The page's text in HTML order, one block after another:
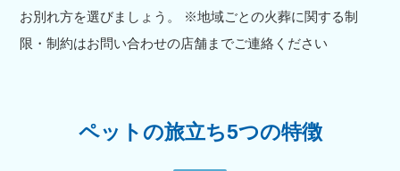
お別れ方を選びましょう。 ※地域ごとの火葬に関する制
限・制約はお問い合わせの店舗までご連絡ください
ペットの旅立ち5つの特徴